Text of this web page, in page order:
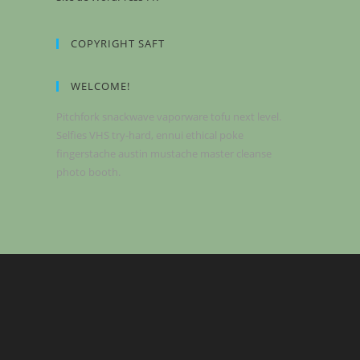
COPYRIGHT SAFT
WELCOME!
Pitchfork snackwave vaporware tofu next level.
Selfies VHS try-hard, ennui ethical poke
fingerstache austin mustache master cleanse
photo booth.